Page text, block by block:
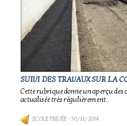
SUIVI DES TRAVAUX SUR LA
Cette rubrique donne un aperçu
actualisée très régulièrement..
ECOLE PRIVÉE- 30/11/2014